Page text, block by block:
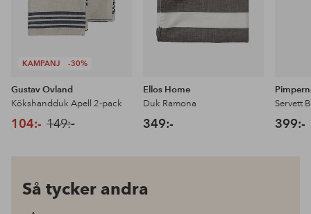
KAMPANJ -30%
Gustav Ovland
Kökshandduk Apell 2-pack
104:- 149:-
Ellos Home
Duk Ramona
349:-
Servett
399:-
Så tycker andra